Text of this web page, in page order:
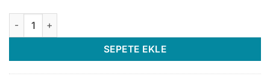
Orient SK Revival RA-AA0B03L Otomatik Erkek Kol Saati adet
SEPETE EKLE